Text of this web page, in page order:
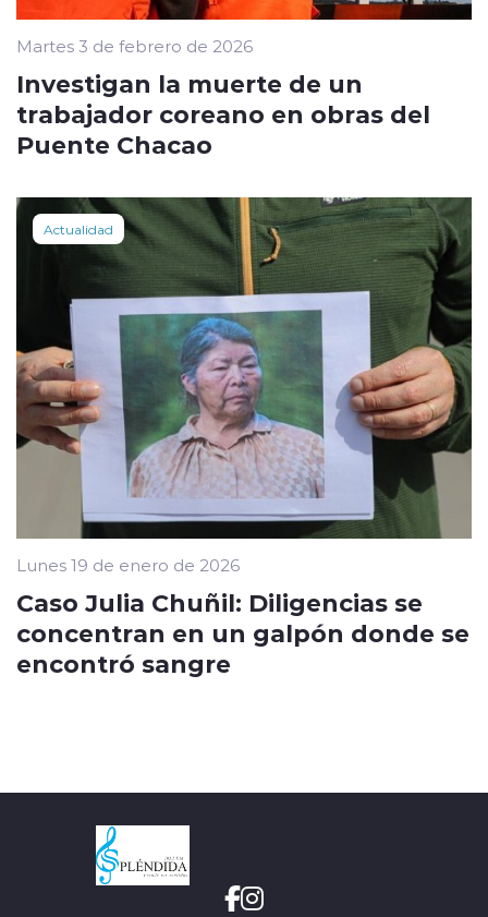
Martes 3 de febrero de 2026
Investigan la muerte de un
trabajador coreano en obras del
Puente Chacao
Actualidad
Lunes 19 de enero de 2026
Caso Julia Chuñil: Diligencias se
concentran en un galpón donde se
encontró sangre